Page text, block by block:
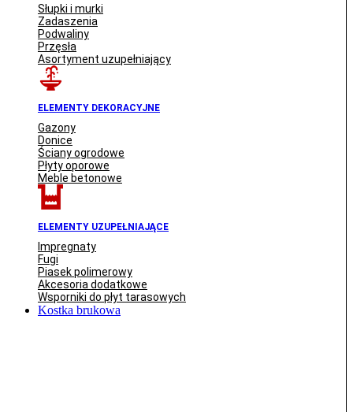
Słupki i murki
Zadaszenia
Podwaliny
Przęsła
Asortyment uzupełniający
ELEMENTY DEKORACYJNE
Gazony
Donice
Ściany ogrodowe
Płyty oporowe
Meble betonowe
ELEMENTY UZUPEŁNIAJĄCE
Impregnaty
Fugi
Piasek polimerowy
Akcesoria dodatkowe
Wsporniki do płyt tarasowych
Kostka brukowa